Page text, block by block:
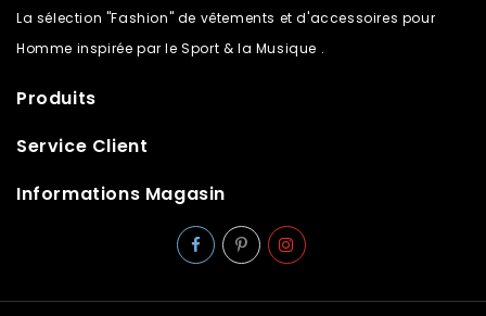
La sélection "Fashion" de vêtements et d'accessoires pour
Homme inspirée par le Sport & la Musique .
Produits
Service Client
Informations Magasin